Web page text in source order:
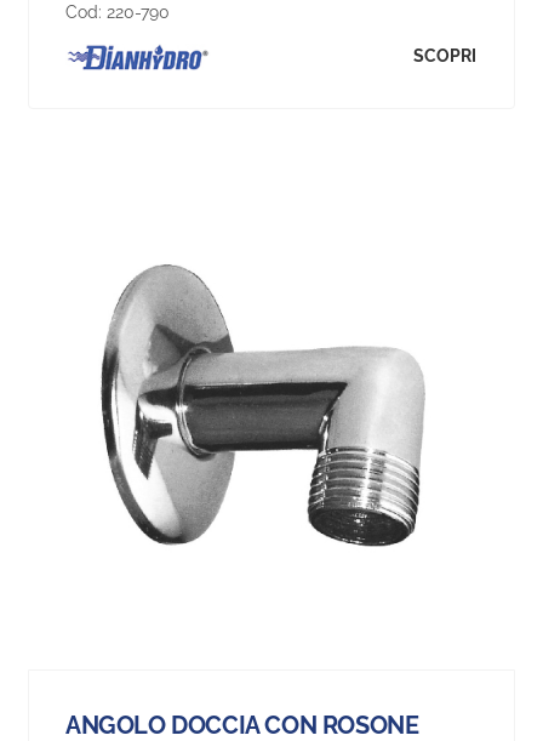
Cod: 220-790
SCOPRI
ANGOLO DOCCIA CON ROSONE